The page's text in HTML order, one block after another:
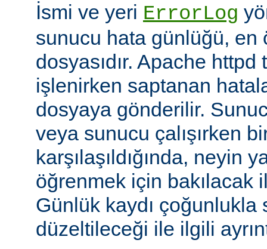
İsmi ve yeri ErrorLog
sunucu hata günlüğü, en
dosyasıdır. Apache httpd
işlenirken saptanan
dosyaya gönderilir.
veya sunucu çalışırken
karşılaşıldığında, neyin
öğrenmek için bakılacak
Günlük kaydı çoğunlukla
düzeltileceği ile ilgili